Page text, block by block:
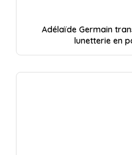
Adélaïde Germain
lunetterie en